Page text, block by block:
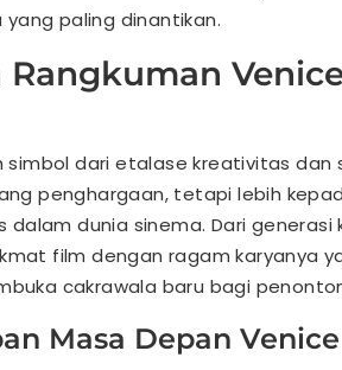
paling dinantikan.
simbol dari etalase kreativitas
penghargaan, tetapi lebih
dunia sinema. Dari generasi
film dengan ragam karyanya
cakrawala baru bagi
Masa Depan